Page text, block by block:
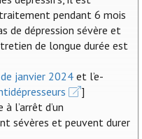
pendant 6 mois
de dépression sévère et
de longue durée est
janvier 2024et l’e-
]
l’arrêt d’un
sévères et peuvent durer